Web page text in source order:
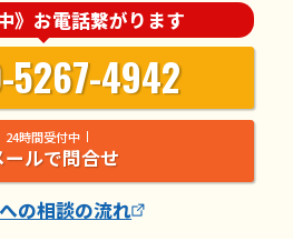
》お電話繋がります
5267-4942
24時間受付中
ールで問合せ
への相談の流れ